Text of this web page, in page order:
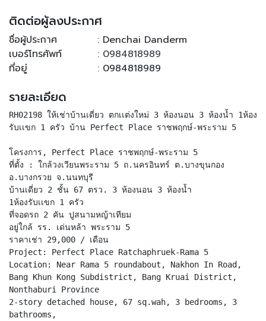
ติดต่อผู้ลงประกาศ
ชื่อผู้ประกาศ
: Denchai Danderm
เบอร์โทรศัพท์
: 0984818989
ที่อยู่
: 0984818989
รายละเอียด
RH02198 ให้เช่าบ้านเดี่ยว ตกเเต่งใหม่ 3 ห้องนอน 3 ห้องน้ำ 1ห้อง
รับเเขก 1 ครัว บ้าน Perfect Place ราชพฤกษ์-พระราม 5
โครงการ, Perfect Place ราชพฤกษ์-พระราม 5
ที่ตั้ง : ใกล้วงเวียนพระราม 5 ถ.นครอินทร์ ต.บางขุนกอง
อ.บางกรวย จ.นนทบุรี
บ้านเดี่ยว 2 ชั้น 67 ตรว. 3 ห้องนอน 3 ห้องน้ำ
1ห้องรับเเขก 1 ครัว
ที่จอดรถ 2 คัน ปูสนามหญ้าเทียม
อยู่ใกล้ รร. เด่นหล้า พระราม 5
ราคาเช่า 29,000 / เดือน
Project: Perfect Place Ratchaphruek-Rama 5
Location: Near Rama 5 roundabout, Nakhon In Road,
Bang Khun Kong Subdistrict, Bang Kruai District,
Nonthaburi Province
2-story detached house, 67 sq.wah, 3 bedrooms, 3
bathrooms,